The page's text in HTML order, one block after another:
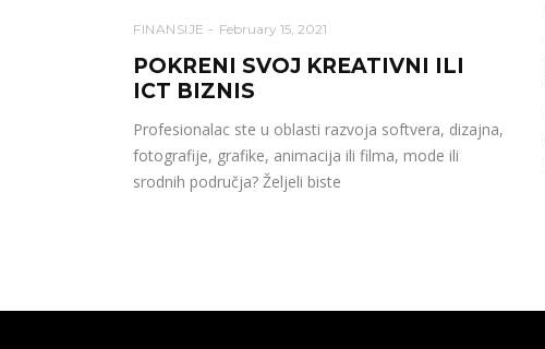
FINANSIJE February 15, 2021
POKRENI SVOJ KREATIVNI ILI
ICT BIZNIS
Profesionalac ste u oblasti razvoja softvera, dizajna,
fotografije, grafike, animacija ili filma, mode ili
srodnih područja? Željeli biste